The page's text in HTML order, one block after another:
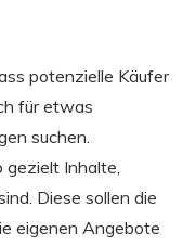
potenzielle Käufer
für etwas
suchen.
Inhalte,
Diese sollen die
eigenen Angebote